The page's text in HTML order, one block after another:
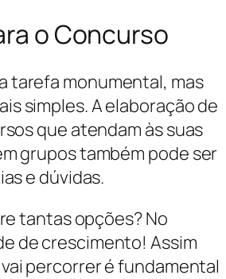
o Concurso
tarefa monumental, mas
simples. A elaboração de
que atendam às suas
grupos também pode ser
e dúvidas.
tantas opções? No
de crescimento! Assim
percorrer é fundamental